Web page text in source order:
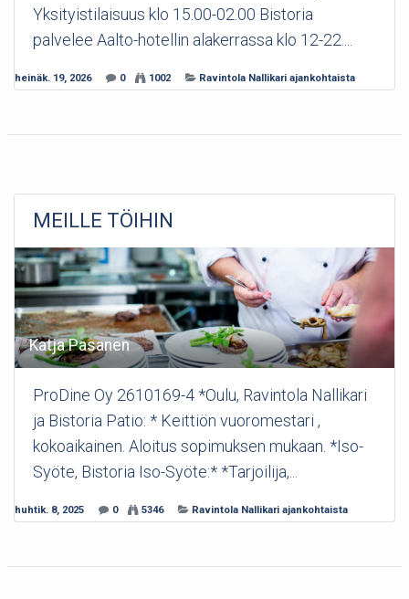
Yksityistilaisuus klo 15.00-02.00 Bistoria
palvelee Aalto-hotellin alakerrassa klo 12-22....
heinäk. 19, 2026 0 1002 Ravintola Nallikari ajankohtaista
MEILLE TÖIHIN
Katja Pasanen
ProDine Oy 2610169-4 *Oulu, Ravintola Nallikari
ja Bistoria Patio: * Keittiön vuoromestari ,
kokoaikainen. Aloitus sopimuksen mukaan. *Iso-
Syöte, Bistoria Iso-Syöte:* *Tarjoilija,...
huhtik. 8, 2025 0 5346 Ravintola Nallikari ajankohtaista